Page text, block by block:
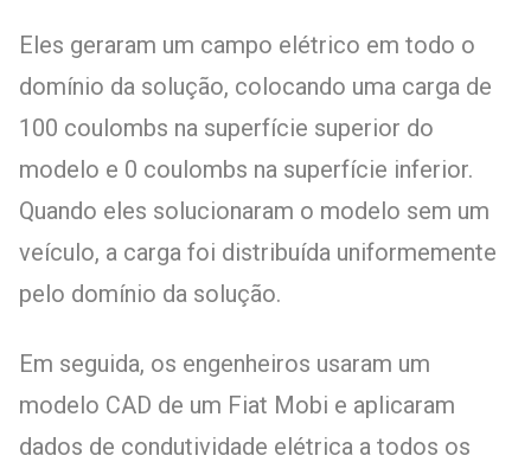
Eles geraram um campo elétrico em todo o
domínio da solução, colocando uma carga de
100 coulombs na superfície superior do
modelo e 0 coulombs na superfície inferior.
Quando eles solucionaram o modelo sem um
veículo, a carga foi distribuída uniformemente
pelo domínio da solução.
Em seguida, os engenheiros usaram um
modelo CAD de um Fiat Mobi e aplicaram
dados de condutividade elétrica a todos os